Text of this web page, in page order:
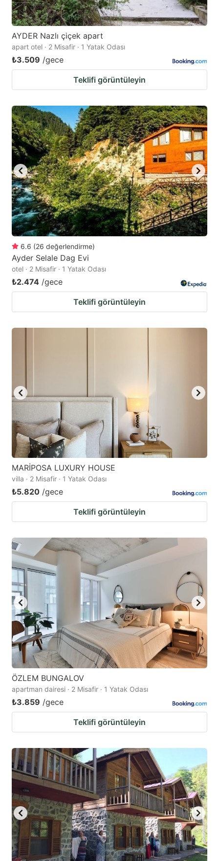
AYDER Nazlı çiçek apart
apart otel · 2 Misafir · 1 Yatak Odası
₺3.509 /gece
Teklifi görüntüleyin
6.6 (26 değerlendirme)
Ayder Selale Dag Evi
otel · 2 Misafir · 1 Yatak Odası
₺2.474 /gece
Teklifi görüntüleyin
MARİPOSA LUXURY HOUSE
villa · 2 Misafir · 1 Yatak Odası
₺5.820 /gece
Teklifi görüntüleyin
ÖZLEM BUNGALOV
apartman dairesi · 2 Misafir · 1 Yatak Odası
₺3.859 /gece
Teklifi görüntüleyin